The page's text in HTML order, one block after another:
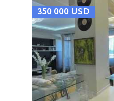
350 000 USD